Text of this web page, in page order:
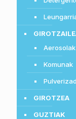
Aerosolak
Komunak
GIROTZEA
GUZTIAK